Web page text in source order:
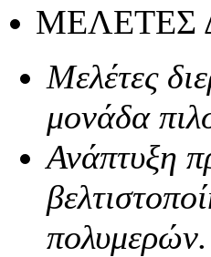
ΜΕΛΕΤΕΣ
Μελέτες
μονάδα
Ανάπτυξη
πολυμερών.